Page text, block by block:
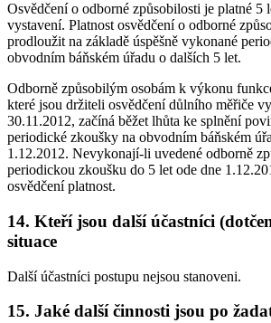
Osvědčení o odborné způsobilosti je platné 5
vystavení. Platnost osvědčení o odborné
prodloužit na základě úspěšně vykonané
obvodním báňském úřadu o dalších 5 let.
Odborně způsobilým osobám k výkonu
které jsou držiteli osvědčení důlního měřiče
30.11.2012, začíná běžet lhůta ke splnění
periodické zkoušky na obvodním báňském
1.12.2012. Nevykonají-li uvedené odborně
periodickou zkoušku do 5 let ode dne
osvědčení platnost.
14. Kteří jsou další účastníci
situace
Další účastníci postupu nejsou stanoveni.
15. Jaké další činnosti jsou po